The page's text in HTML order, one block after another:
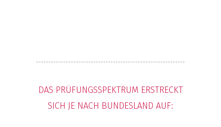
DAS PRÜFUNGSSPEKTRUM ERSTRECKT
SICH JE NACH BUNDESLAND AUF: